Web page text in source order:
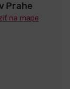
Prahe
na mape